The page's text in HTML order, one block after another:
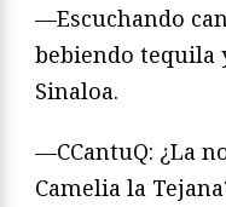
—Escuchando
bebiendo tequila
Sinaloa.
—CCantuQ: ¿La
Camelia la